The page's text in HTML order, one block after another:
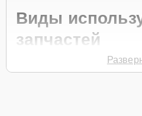
Виды
запчастей
Для ремонта фотоаппарата модели